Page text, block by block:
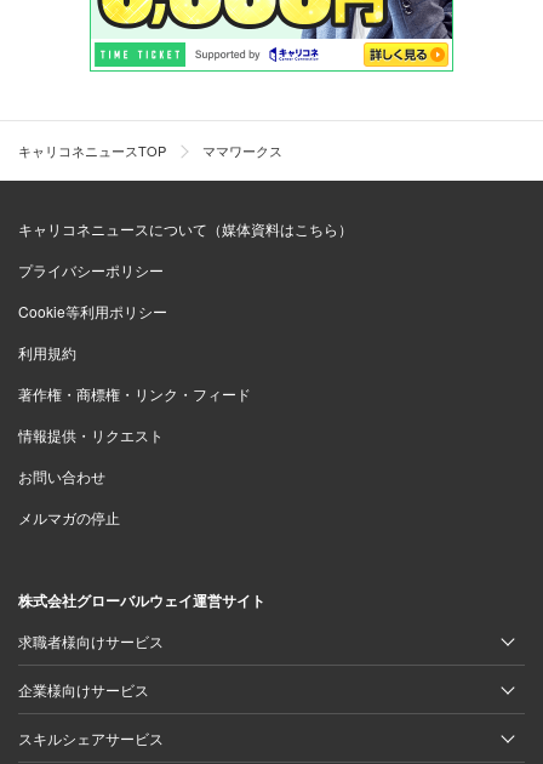
キャリコネニュースTOP ママワークス
キャリコネニュースについて（媒体資料はこちら）
プライバシーポリシー
Cookie等利用ポリシー
利用規約
著作権・商標権・リンク・フィード
情報提供・リクエスト
お問い合わせ
メルマガの停止
株式会社グローバルウェイ運営サイト
求職者様向けサービス
企業様向けサービス
スキルシェアサービス